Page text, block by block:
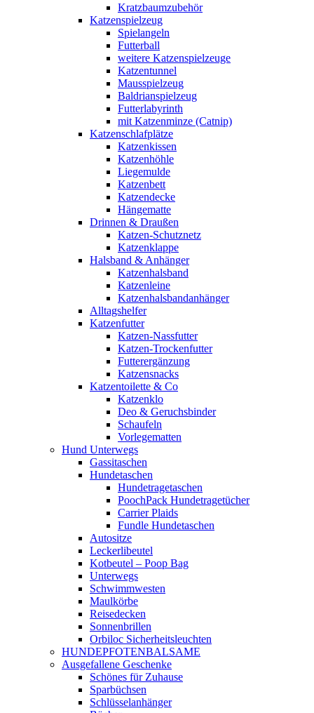
Kratzbaumzubehör
Katzenspielzeug
Spielangeln
Futterball
weitere Katzenspielzeuge
Katzentunnel
Mausspielzeug
Baldrianspielzeug
Futterlabyrinth
mit Katzenminze (Catnip)
Katzenschlafplätze
Katzenkissen
Katzenhöhle
Liegemulde
Katzenbett
Katzendecke
Hängematte
Drinnen & Draußen
Katzen-Schutznetz
Katzenklappe
Halsband & Anhänger
Katzenhalsband
Katzenleine
Katzenhalsbandanhänger
Alltagshelfer
Katzenfutter
Katzen-Nassfutter
Katzen-Trockenfutter
Futterergänzung
Katzensnacks
Katzentoilette & Co
Katzenklo
Deo & Geruchsbinder
Schaufeln
Vorlegematten
Hund Unterwegs
Gassitaschen
Hundetaschen
Hundetragetaschen
PoochPack Hundetragetücher
Carrier Plaids
Fundle Hundetaschen
Autositze
Leckerlibeutel
Kotbeutel – Poop Bag
Unterwegs
Schwimmwesten
Maulkörbe
Reisedecken
Sonnenbrillen
Orbiloc Sicherheitsleuchten
HUNDEPFOTENBALSAME
Ausgefallene Geschenke
Schönes für Zuhause
Sparbüchsen
Schlüsselanhänger